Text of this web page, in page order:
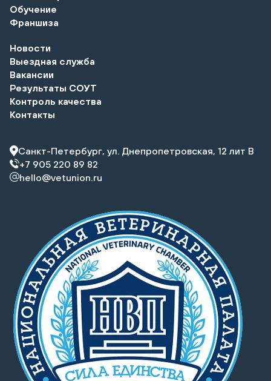
Обучение
Франшиза
Новости
Выездная служба
Вакансии
Результаты СОУТ
Контроль качества
Контакты
Санкт-Петербург, ул. Днепропетровская, 12 лит В
+7 905 220 89 82
hello@vetunion.ru